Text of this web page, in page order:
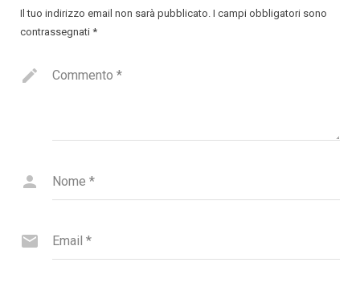
Il tuo indirizzo email non sarà pubblicato. I campi obbligatori sono
contrassegnati *
Commento *
Nome *
Email *